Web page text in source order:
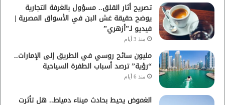
تصريح أثار القلق.. مسؤول بالغرفة التجارية
يوضح حقيقة غش البن في الأسواق المصرية |
فيديو لـ”أزهري”
منذ 3 أيام
مليون سائح روسي في الطريق إلى الإمارات..
“رؤية” ترصد أسباب الطفرة السياحية
منذ 6 أيام
الغموض يحيط بحادث ميناء دمياط.. هل تأثرت